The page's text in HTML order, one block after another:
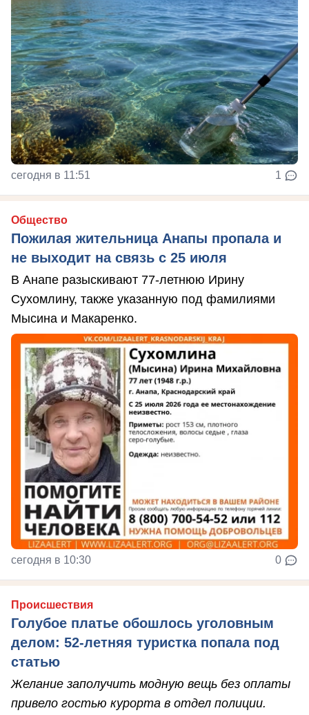
сегодня в 11:51 1
Общество
Пожилая жительница Анапы пропала и
не выходит на связь с 25 июля
В Анапе разыскивают 77-летнюю Ирину
Сухомлину, также указанную под фамилиями
Мысина и Макаренко.
сегодня в 10:30 0
Происшествия
Голубое платье обошлось уголовным
делом: 52-летняя туристка попала под
статью
Желание заполучить модную вещь без оплаты
привело гостью курорта в отдел полиции.